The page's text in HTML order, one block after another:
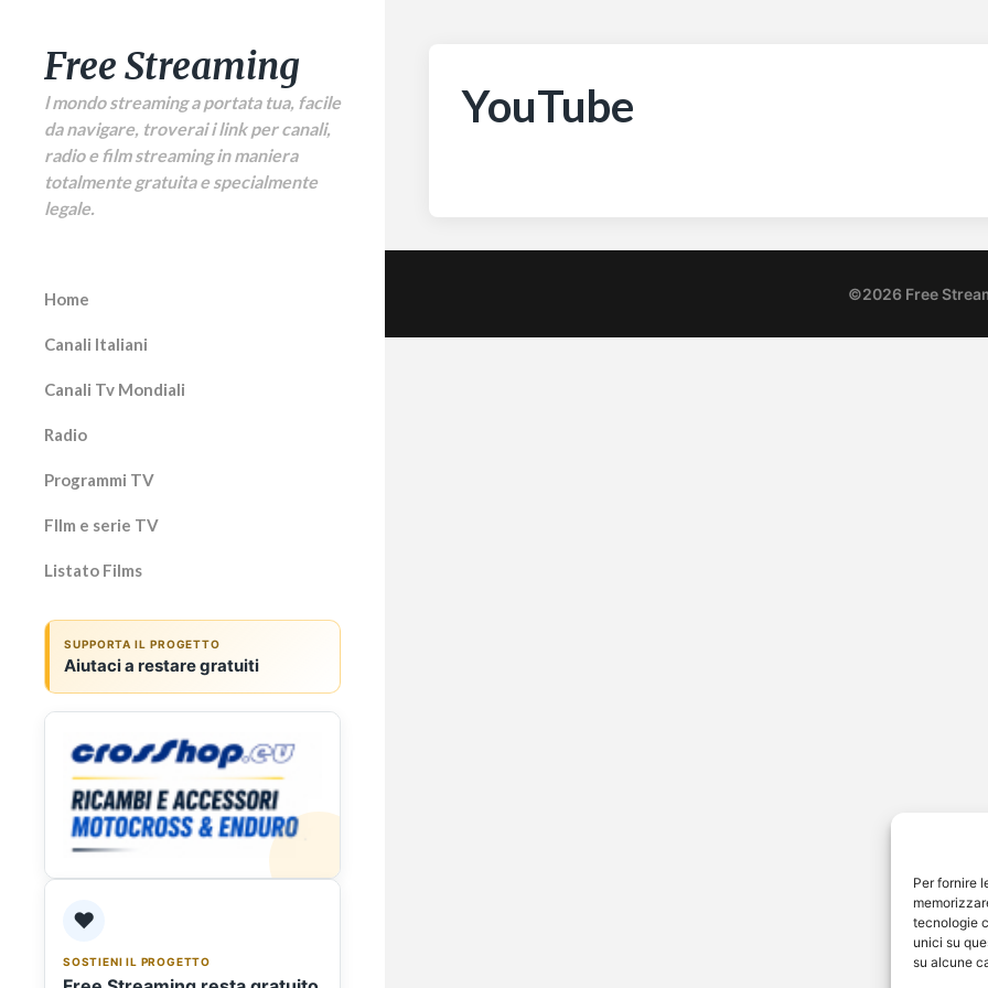
Per fornire
tecnologie
unici su
su alcune
Free Streaming
l mondo streaming a portata tua, facile
da navigare, troverai i link per canali,
radio e film streaming in maniera
totalmente gratuita e specialmente
legale.
Home
Canali Italiani
Canali Tv Mondiali
Radio
Programmi TV
Fllm e serie TV
Listato Films
SUPPORTA IL PROGETTO
Aiutaci a restare gratuiti
❤️
SOSTIENI IL PROGETTO
YouTube
©2026 Free